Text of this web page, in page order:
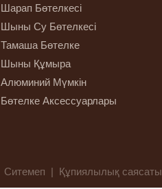
Шарап Бөтелкесі
Шыны Су Бөтелкесі
Тамаша Бөтелке
Шыны Құмыра
Алюминий Мүмкін
Бөтелке Аксессуарлары
Ситемеп | Құпиялылық саясаты